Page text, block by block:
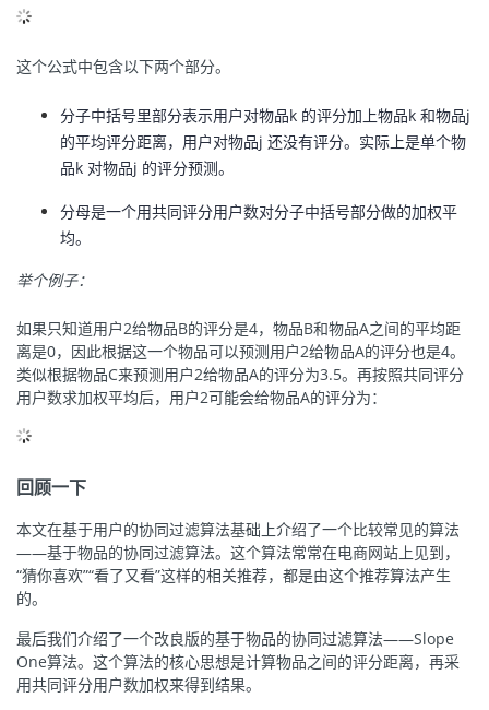
这个公式中包含以下两个部分。
分子中括号里部分表示用户对物品k 的评分加上物品k 和物品j
的平均评分距离，用户对物品j 还没有评分。实际上是单个物
品k 对物品j 的评分预测。
分母是一个用共同评分用户数对分子中括号部分做的加权平
均。
举个例子：
如果只知道用户2给物品B的评分是4，物品B和物品A之间的平均距
离是0，因此根据这一个物品可以预测用户2给物品A的评分也是4。
类似根据物品C来预测用户2给物品A的评分为3.5。再按照共同评分
用户数求加权平均后，用户2可能会给物品A的评分为：
回顾一下
本文在基于用户的协同过滤算法基础上介绍了一个比较常见的算法
——基于物品的协同过滤算法。这个算法常常在电商网站上见到，
“猜你喜欢”“看了又看”这样的相关推荐，都是由这个推荐算法产生
的。
最后我们介绍了一个改良版的基于物品的协同过滤算法——Slope
One算法。这个算法的核心思想是计算物品之间的评分距离，再采
用共同评分用户数加权来得到结果。